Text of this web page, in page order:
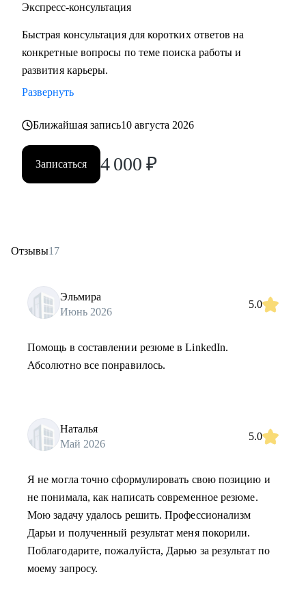
Экспресс-консультация
Быстрая консультация для коротких ответов на
конкретные вопросы по теме поиска работы и
развития карьеры.
Развернуть
Ближайшая запись10 августа 2026
Записаться 4 000 ₽
Отзывы17
Эльмира
Июнь 2026
5.0
Помощь в составлении резюме в LinkedIn.
Абсолютно все понравилось.
Наталья
Май 2026
5.0
Я не могла точно сформулировать свою позицию и
не понимала, как написать современное резюме.
Мою задачу удалось решить. Профессионализм
Дарьи и полученный результат меня покорили.
Поблагодарите, пожалуйста, Дарью за результат по
моему запросу.